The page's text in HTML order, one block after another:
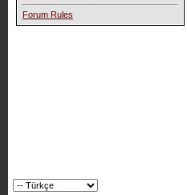
Forum Rules